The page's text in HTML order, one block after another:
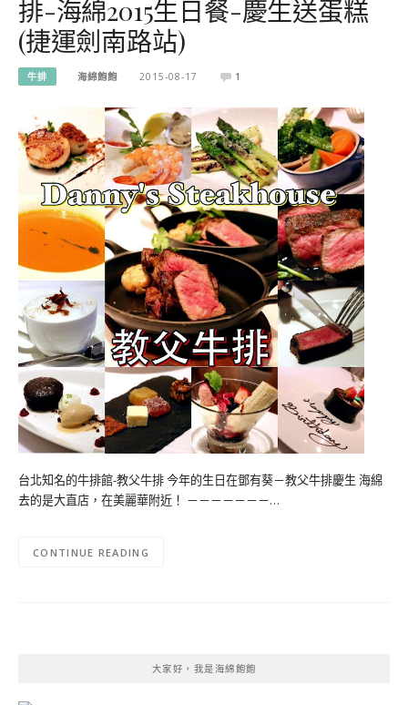
排-海綿2015生日餐-慶生送蛋糕
(捷運劍南路站)
牛排 海綿飽飽 2015-08-17 1
台北知名的牛排館-教父牛排 今年的生日在鄧有葵－教父牛排慶生 海綿
去的是大直店，在美麗華附近！ －－－－－－－…
CONTINUE READING
大家好，我是海綿飽飽